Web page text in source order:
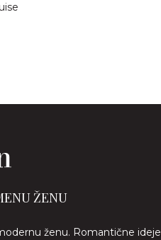
ŽENU
ženu. Romantične